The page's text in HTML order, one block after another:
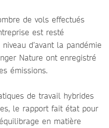
de vols effectués
est resté
d’avant la pandémie
Nature ont enregistré
émissions.
de travail hybrides
le rapport fait état pour
en matière